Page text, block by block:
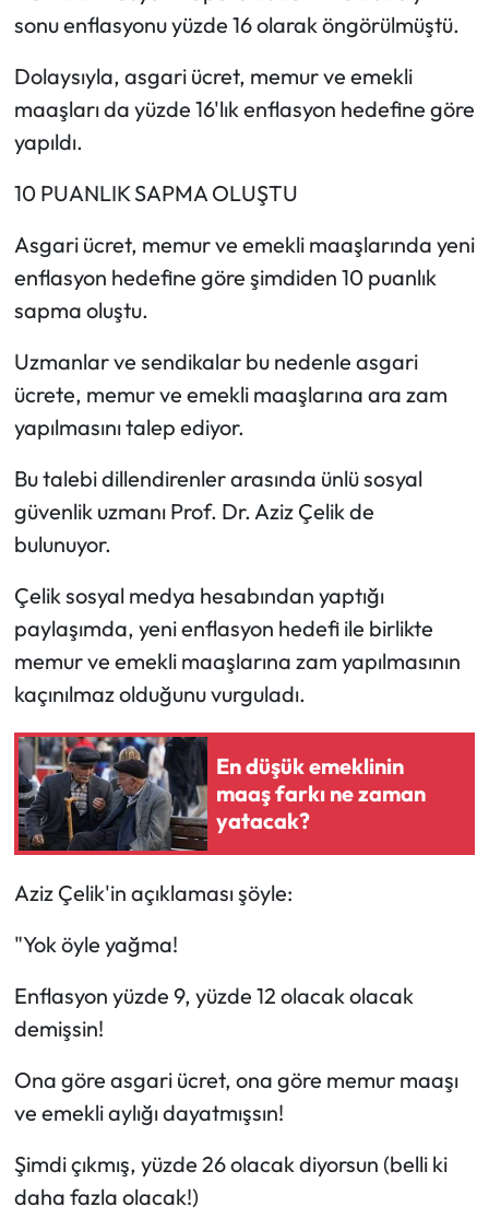
sonu enflasyonu yüzde 16 olarak öngörülmüştü.
Dolaysıyla, asgari ücret, memur ve emekli
maaşları da yüzde 16'lık enflasyon hedefine göre
yapıldı.
10 PUANLIK SAPMA OLUŞTU
Asgari ücret, memur ve emekli maaşlarında yeni
enflasyon hedefine göre şimdiden 10 puanlık
sapma oluştu.
Uzmanlar ve sendikalar bu nedenle asgari
ücrete, memur ve emekli maaşlarına ara zam
yapılmasını talep ediyor.
Bu talebi dillendirenler arasında ünlü sosyal
güvenlik uzmanı Prof. Dr. Aziz Çelik de
bulunuyor.
Çelik sosyal medya hesabından yaptığı
paylaşımda, yeni enflasyon hedefi ile birlikte
memur ve emekli maaşlarına zam yapılmasının
kaçınılmaz olduğunu vurguladı.
En düşük emeklinin
maaş farkı ne zaman
yatacak?
Aziz Çelik'in açıklaması şöyle:
"Yok öyle yağma!
Enflasyon yüzde 9, yüzde 12 olacak olacak
demişsin!
Ona göre asgari ücret, ona göre memur maaşı
ve emekli aylığı dayatmışsın!
Şimdi çıkmış, yüzde 26 olacak diyorsun (belli ki
daha fazla olacak!)